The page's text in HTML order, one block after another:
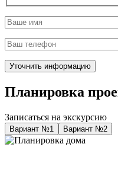
Планировка
Записаться на экскурсию
Вариант №1 Вариант №2